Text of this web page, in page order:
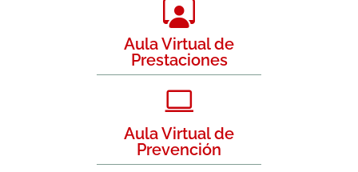
Aula Virtual de
Prestaciones
Aula Virtual de
Prevención